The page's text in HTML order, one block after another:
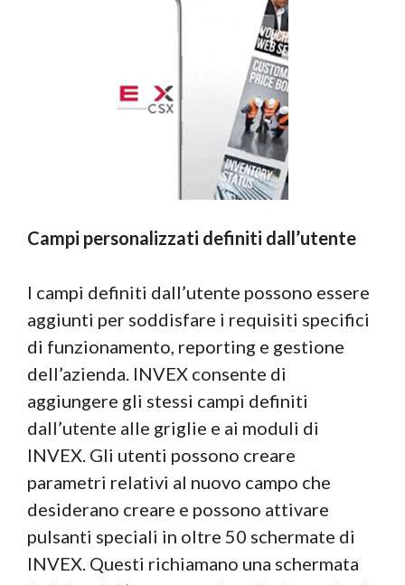
Campi personalizzati definiti dall’utente
I campi definiti dall’utente possono essere
aggiunti per soddisfare i requisiti specifici
di funzionamento, reporting e gestione
dell’azienda. INVEX consente di
aggiungere gli stessi campi definiti
dall’utente alle griglie e ai moduli di
INVEX. Gli utenti possono creare
parametri relativi al nuovo campo che
desiderano creare e possono attivare
pulsanti speciali in oltre 50 schermate di
INVEX. Questi richiamano una schermata